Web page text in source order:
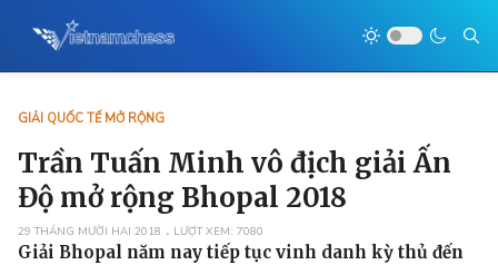
GIẢI QUỐC TẾ MỞ RỘNG
Trần Tuấn Minh vô địch giải Ấn
Độ mở rộng Bhopal 2018
29 THÁNG MƯỜI HAI 2018 LƯỢT XEM: 7080
Giải Bhopal năm nay tiếp tục vinh danh kỳ thủ đến